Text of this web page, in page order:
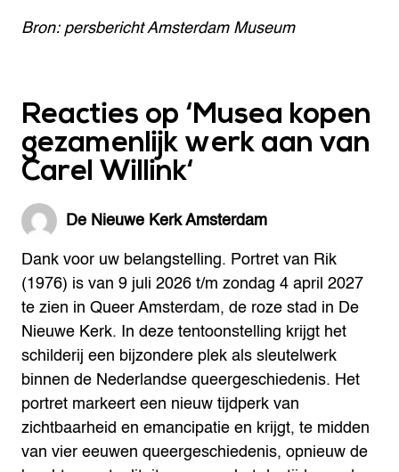
Bron: persbericht Amsterdam Museum
Reacties op ‘Musea kopen
gezamenlijk werk aan van
Carel Willink‘
De Nieuwe Kerk Amsterdam
Dank voor uw belangstelling. Portret van Rik
(1976) is van 9 juli 2026 t/m zondag 4 april 2027
te zien in Queer Amsterdam, de roze stad in De
Nieuwe Kerk. In deze tentoonstelling krijgt het
schilderij een bijzondere plek als sleutelwerk
binnen de Nederlandse queergeschiedenis. Het
portret markeert een nieuw tijdperk van
zichtbaarheid en emancipatie en krijgt, te midden
van vier eeuwen queergeschiedenis, opnieuw de